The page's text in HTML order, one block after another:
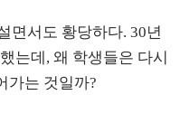
면서도 황당하다. 30년
는데, 왜 학생들은 다시
가는 것일까?